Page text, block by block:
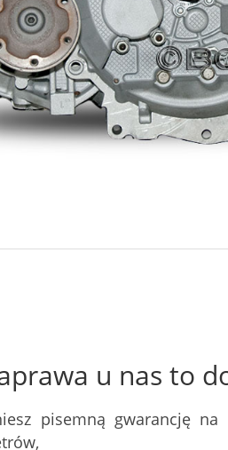
u nas to
pisemną gwarancję